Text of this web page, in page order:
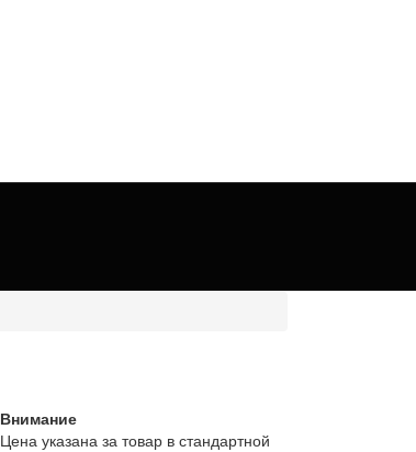
Внимание
Цена указана за товар в стандартной